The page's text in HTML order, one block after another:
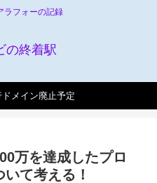
ラフォーの記録
の終着駅
メイン廃止予定
万を達成したプロ
て考える！